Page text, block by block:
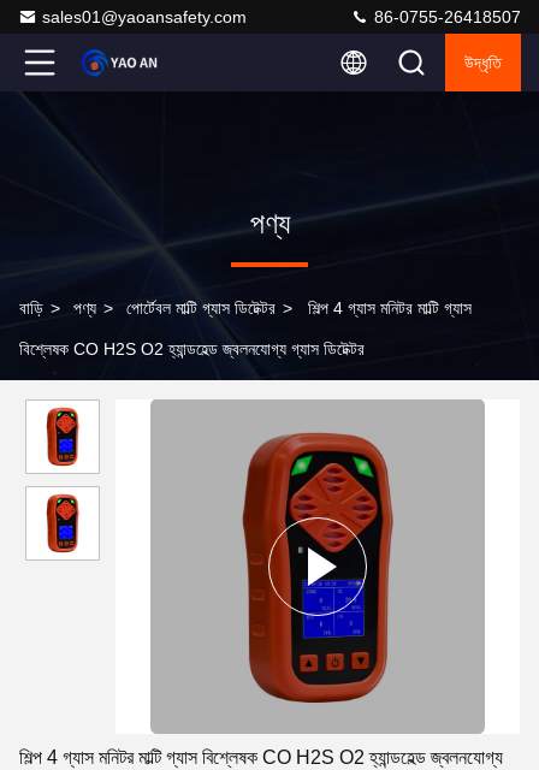
sales01@yaoansafety.com 86-0755-26418507
উদ্ধৃতি
পণ্য
বাড়ি > পণ্য > পোর্টেবল মাল্টি গ্যাস ডিটেক্টর > শিল্প 4 গ্যাস মনিটর মাল্টি গ্যাস
বিশ্লেষক CO H2S O2 হ্যান্ডহেল্ড জ্বলনযোগ্য গ্যাস ডিটেক্টর
শিল্প 4 গ্যাস মনিটর মাল্টি গ্যাস বিশ্লেষক CO H2S O2 হ্যান্ডহেল্ড জ্বলনযোগ্য